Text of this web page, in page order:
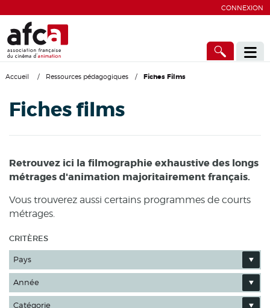
CONNEXION
Accueil / Ressources pédagogiques / Fiches Films
Fiches films
Retrouvez ici la filmographie exhaustive des longs
métrages d'animation majoritairement français.
Vous trouverez aussi certains programmes de courts
métrages.
CRITÈRES
Pays
Année
Catégorie